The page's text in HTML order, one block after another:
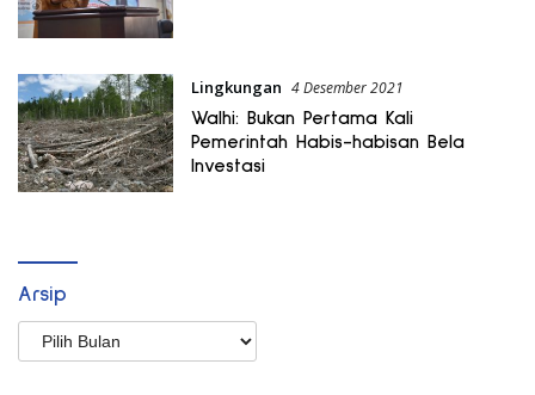
Lingkungan 4 Desember 2021
Walhi: Bukan Pertama Kali
Pemerintah Habis-habisan Bela
Investasi
Arsip
Arsip